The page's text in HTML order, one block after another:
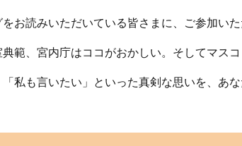
お読みいただいている皆さまに、ご参加いた
範、宮内庁はココがおかしい。そしてマスコ
「私も言いたい」といった真剣な思いを、あ